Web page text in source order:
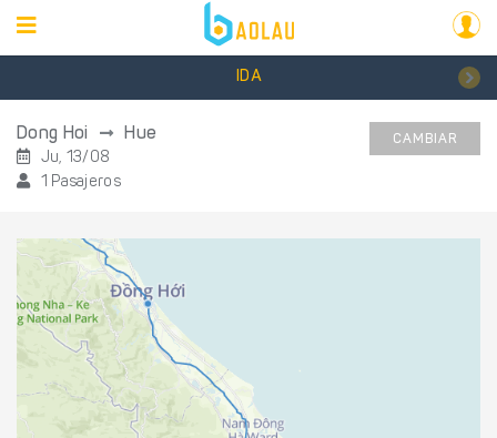
IDA
Dong Hoi Hue
Ju, 13/08
1 Pasajeros
CAMBIAR